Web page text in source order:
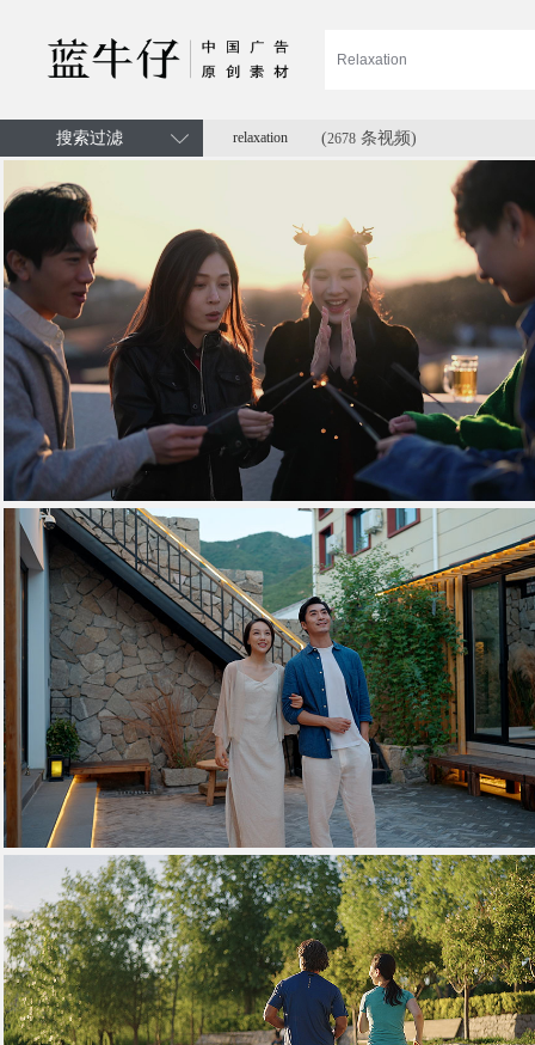
搜索过滤 relaxation (2678 条视频)